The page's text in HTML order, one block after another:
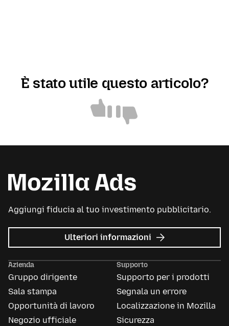
È stato utile questo articolo?
Utile
Non
utile
Aggiungi fiducia al tuo investimento pubblicitario.
Ulteriori informazioni su
Mozilla
Azienda
Gruppo dirigente
Sala stampa
Opportunità di lavoro
Negozio ufficiale
Supporto
Supporto per i prodotti
Segnala un errore
Localizzazione in Mozilla
Sicurezza